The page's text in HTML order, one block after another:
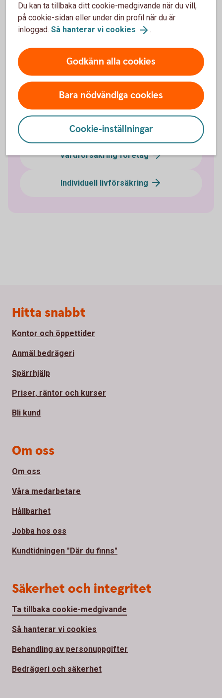
Välj innehåll i pensionsplanen
Olycksfallsförsäkring
Tjänstegrupplivförsäkring TGL
Vårdförsäkring företag
Individuell livförsäkring
Du kan ta tillbaka ditt cookie-medgivande när du vill,
på cookie-sidan eller under din profil när du är
inloggad. Så hanterar vi cookies .
Godkänn alla cookies
Bara nödvändiga cookies
Cookie-inställningar
Sidfot
Hitta snabbt
Kontor och öppettider
Anmäl bedrägeri
Spärrhjälp
Priser, räntor och kurser
Bli kund
Om oss
Om oss
Våra medarbetare
Hållbarhet
Jobba hos oss
Kundtidningen "Där du finns"
Säkerhet och integritet
Ta tillbaka cookie-medgivande
Så hanterar vi cookies
Behandling av personuppgifter
Bedrägeri och säkerhet